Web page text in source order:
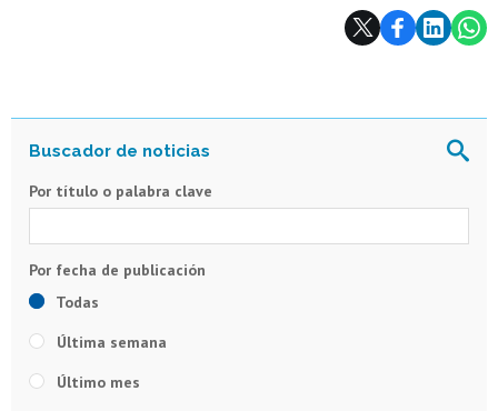
Por título o palabra clave
Todas
Última semana
Último mes